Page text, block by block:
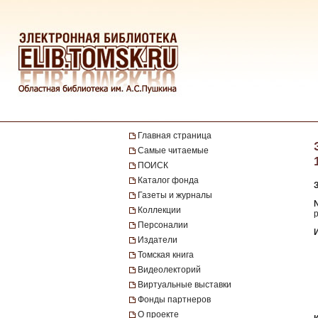
Главная страница
Самые читаемые
ПОИСК
Каталог фонда
Газеты и журналы
Коллекции
Персоналии
Издатели
Томская книга
Видеолекторий
Виртуальные выставки
Фонды партнеров
О проекте